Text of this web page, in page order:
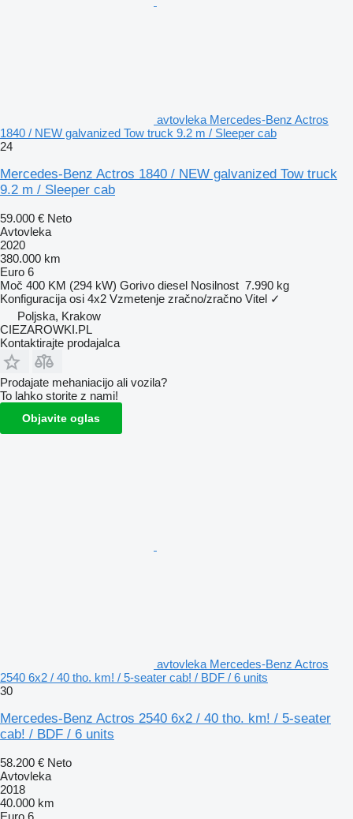
avtovleka Mercedes-Benz Actros
1840 / NEW galvanized Tow truck 9.2 m / Sleeper cab
24
Mercedes-Benz Actros 1840 / NEW galvanized Tow truck
9.2 m / Sleeper cab
59.000 € Neto
Avtovleka
2020
380.000 km
Euro 6
Moč 400 KM (294 kW) Gorivo diesel Nosilnost 7.990 kg
Konfiguracija osi 4x2 Vzmetenje zračno/zračno Vitel ✓
Poljska, Krakow
CIEZAROWKI.PL
Kontaktirajte prodajalca
Prodajate mehaniacijo ali vozila?
To lahko storite z nami!
Objavite oglas
avtovleka Mercedes-Benz Actros
2540 6x2 / 40 tho. km! / 5-seater cab! / BDF / 6 units
30
Mercedes-Benz Actros 2540 6x2 / 40 tho. km! / 5-seater
cab! / BDF / 6 units
58.200 € Neto
Avtovleka
2018
40.000 km
Euro 6